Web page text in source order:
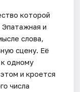
которой
Эпатажная и
слова,
сцену. Её
одному
и кроется
числа